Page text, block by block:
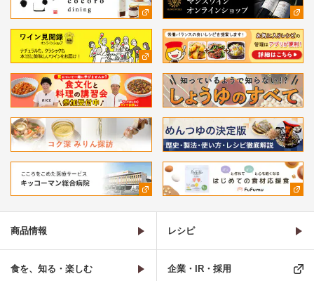
商品情報 レシピ
食を、知る・楽しむ 企業・IR・採用